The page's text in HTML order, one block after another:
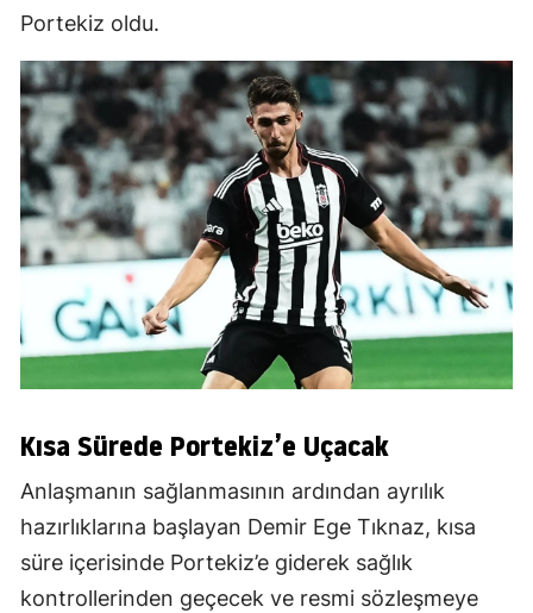
Portekiz oldu.
Kısa Sürede Portekiz’e Uçacak
Anlaşmanın sağlanmasının ardından ayrılık
hazırlıklarına başlayan Demir Ege Tıknaz, kısa
süre içerisinde Portekiz’e giderek sağlık
kontrollerinden geçecek ve resmi sözleşmeye